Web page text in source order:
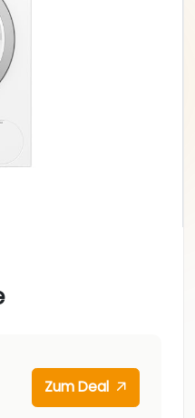
Zum Deal